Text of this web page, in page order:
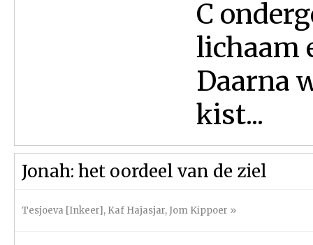
C
lichaam
Daarna
kist...
Jonah: het oordeel van de ziel
Tesjoeva [Inkeer], Kaf Hajasjar, Jom Kippoer »